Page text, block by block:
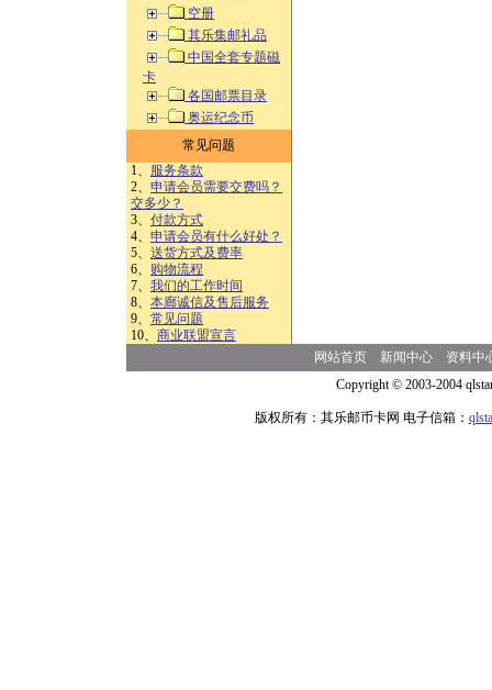
空册
其乐集邮礼品
中国全套专题磁
卡
各国邮票目录
奥运纪念币
常见问题
1、 服务条款
2、 申请会员需要交费吗？
交多少？
3、 付款方式
4、 申请会员有什么好处？
5、 送货方式及费率
6、 购物流程
7、 我们的工作时间
8、 本廊诚信及售后服务
9、 常见问题
10、 商业联盟宣言
网站首页 新闻中心
资料中
Copyright © 2003-2004
版权所有：其乐邮币卡网 电子信箱：